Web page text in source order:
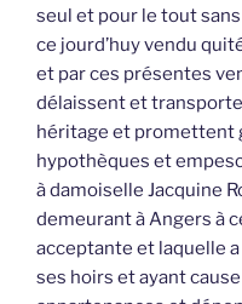
seul et pour le tout
ce jourd’huy vendu
et par ces présentes
délaissent et
héritage et promettent
hypothèques et
à damoiselle Jacquine
demeurant à Angers à
acceptante et laquelle
ses hoirs et ayant